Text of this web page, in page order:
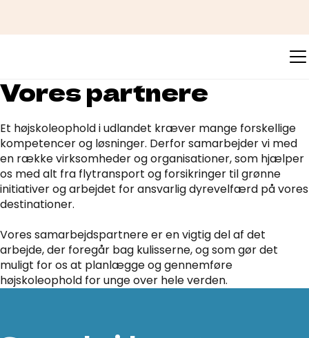
Vores partnere
Et højskoleophold i udlandet kræver mange forskellige
kompetencer og løsninger. Derfor samarbejder vi med
en række virksomheder og organisationer, som hjælper
os med alt fra flytransport og forsikringer til grønne
initiativer og arbejdet for ansvarlig dyrevelfærd på vores
destinationer.
Vores samarbejdspartnere er en vigtig del af det
arbejde, der foregår bag kulisserne, og som gør det
muligt for os at planlægge og gennemføre
højskoleophold for unge over hele verden.